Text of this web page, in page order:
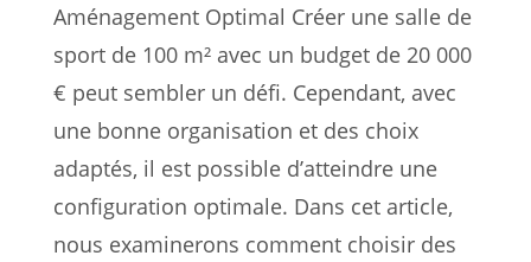
Aménagement Optimal Créer une salle de
sport de 100 m² avec un budget de 20 000
€ peut sembler un défi. Cependant, avec
une bonne organisation et des choix
adaptés, il est possible d’atteindre une
configuration optimale. Dans cet article,
nous examinerons comment choisir des